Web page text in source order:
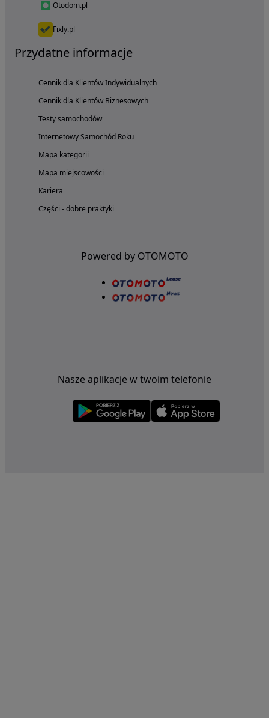
Otodom.pl
Fixly.pl
Przydatne informacje
Cennik dla Klientów Indywidualnych
Cennik dla Klientów Biznesowych
Testy samochodów
Internetowy Samochód Roku
Mapa kategorii
Mapa miejscowości
Kariera
Części - dobre praktyki
Powered by OTOMOTO
Nasze aplikacje w twoim telefonie